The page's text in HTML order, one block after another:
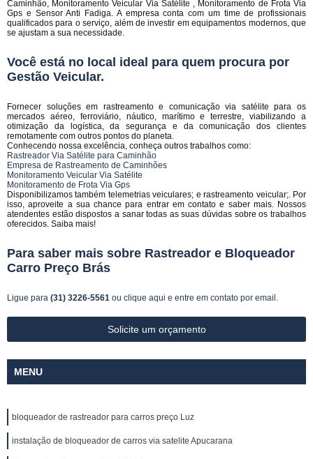
Caminhão, Monitoramento Veicular Via Satélite , Monitoramento de Frota Via
Gps e Sensor Anti Fadiga. A empresa conta com um time de profissionais
qualificados para o serviço, além de investir em equipamentos modernos, que
se ajustam a sua necessidade.
Você está no local ideal para quem procura por
Gestão Veicular.
Fornecer soluções em rastreamento e comunicação via satélite para os
mercados aéreo, ferroviário, náutico, marítimo e terrestre, viabilizando a
otimização da logística, da segurança e da comunicação dos clientes
remotamente com outros pontos do planeta.
Conhecendo nossa excelência, conheça outros trabalhos como:
Rastreador Via Satélite para Caminhão
Empresa de Rastreamento de Caminhões
Monitoramento Veicular Via Satélite
Monitoramento de Frota Via Gps
Disponibilizamos também telemetrias veiculares; e rastreamento veicular;. Por
isso, aproveite a sua chance para entrar em contato e saber mais. Nossos
atendentes estão dispostos a sanar todas as suas dúvidas sobre os trabalhos
oferecidos. Saiba mais!
Para saber mais sobre Rastreador e Bloqueador
Carro Preço Brás
Ligue para (31) 3226-5561 ou clique aqui e entre em contato por email.
Solicite um orçamento
MENU
bloqueador de rastreador para carros preço Luz
instalação de bloqueador de carros via satelite Apucarana